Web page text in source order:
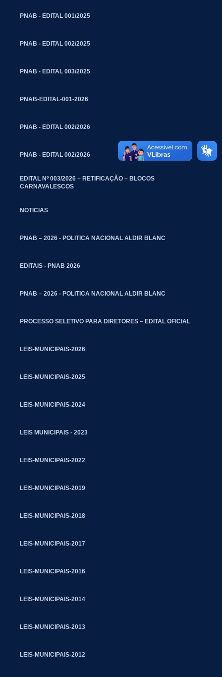
PNAB - EDITAL 001/2025
PNAB - EDITAL 002/2025
PNAB - EDITAL 003/2025
PNAB-EDITAL-001-2026
PNAB - EDITAL 002/2026
PNAB - EDITAL 002/2026
EDITAL Nº 003/2026 – RETIFICAÇÃO – BLOCOS
CARNAVALESCOS
NOTICIAS
PNAB – 2026 - POLITICA NACIONAL ALDIR BLANC
EDITAIS - PNAB 2026
PNAB – 2026 - POLITICA NACIONAL ALDIR BLANC
PROCESSO SELETIVO PARA DIRETORES – EDITAL OFICIAL
LEIS-MUNICIPAIS-2026
LEIS-MUNICIPAIS-2025
LEIS-MUNICIPAIS-2024
LEIS MUNICIPAIS - 2023
LEIS-MUNICIPAIS-2022
LEIS-MUNICIPAIS-2019
LEIS-MUNICIPAIS-2018
LEIS-MUNICIPAIS-2017
LEIS-MUNICIPAIS-2016
LEIS-MUNICIPAIS-2014
LEIS-MUNICIPAIS-2013
LEIS-MUNICIPAIS-2012